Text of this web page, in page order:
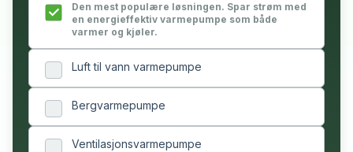
Den mest populære løsningen. Spar strøm med
en energieffektiv varmepumpe som både
varmer og kjøler.
Luft til vann varmepumpe
Bergvarmepumpe
Ventilasjonsvarmepumpe